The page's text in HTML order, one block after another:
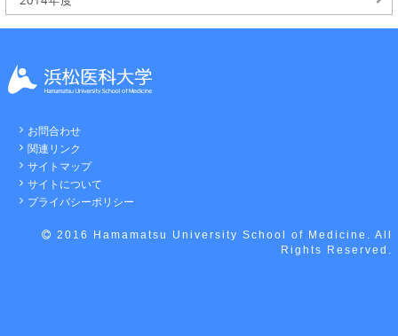
お問合わせ
関連リンク
サイトマップ
サイトについて
プライバシーポリシー
2016 Hamamatsu University School of Medicine. All
Rights Reserved.